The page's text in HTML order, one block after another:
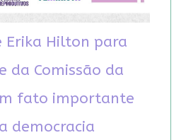
Erika Hilton para
da Comissão da
fato importante
democracia